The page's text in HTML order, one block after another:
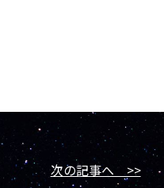
次の記事へ >>